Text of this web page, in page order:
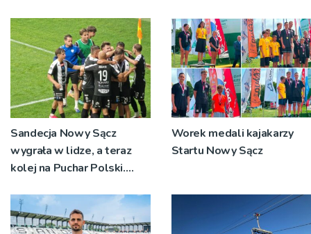
Sandecja Nowy Sącz
wygrała w lidze, a teraz
kolej na Puchar Polski.
Worek medali kajakarzy
Startu Nowy Sącz